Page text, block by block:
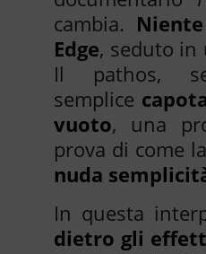
cambia.
Edge, seduto in
Il pathos,
semplice
vuoto, una
prova di come la
nuda
In questa
dietro gli